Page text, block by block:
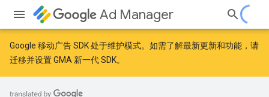
Ad Manager
Google 移动广告 SDK 处于维护模式。如需了解最新更新和功能，请
迁移并设置 GMA 新一代 SDK。